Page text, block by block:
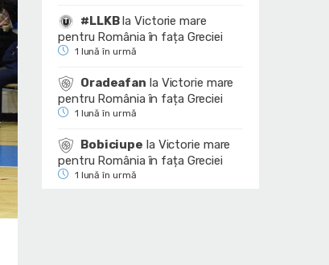
#LLKBlaVictorie mare
pentru România în fața Greciei
1 lună în urmă
Oradeafan la Victorie mare
pentru România în fața Greciei
1 lună în urmă
Bobiciupe la Victorie mare
pentru România în fața Greciei
1 lună în urmă